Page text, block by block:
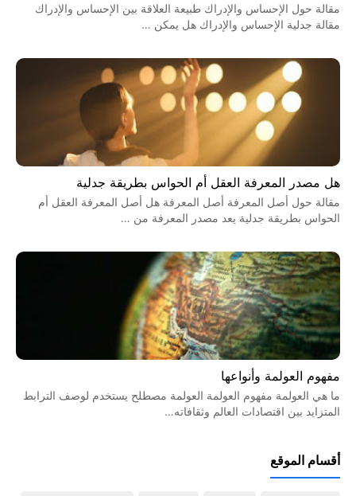
مقالة حول الإحساس والإدراك طبيعة العلاقة بين الإحساس والإدراك
مقالة جدلية الإحساس والإدراك هل يمكن …
هل مصدر المعرفة العقل أم الحواس بطريقة جدلية
مقالة حول أصل المعرفة أصل المعرفة هل أصل المعرفة العقل أم
الحواس بطريقة جدلية يعد مصدر المعرفة من …
مفهوم العولمة وأنواعها
ما هي العولمة مفهوم العولمة العولمة مصطلح يستخدم لوصف الترابط
المتزايد بين اقتصادات العالم وثقافاته…
أقسام الموقع